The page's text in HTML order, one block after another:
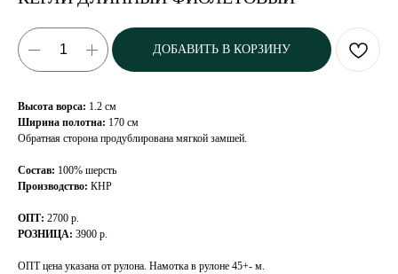
ДОБАВИТЬ В КОРЗИНУ
Высота ворса: 1.2 см
Ширина полотна: 170 см
Обратная сторона продублирована мягкой замшей.
Состав: 100% шерсть
Производство: КНР
ОПТ: 2700 р.
РОЗНИЦА: 3900 р.
ОПТ цена указана от рулона. Намотка в рулоне 45+- м.